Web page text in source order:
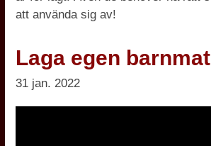
att använda sig av!
Laga egen barnmat
31 jan. 2022